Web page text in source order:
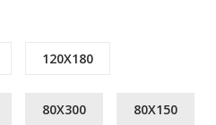
120X180
80X300 80X150